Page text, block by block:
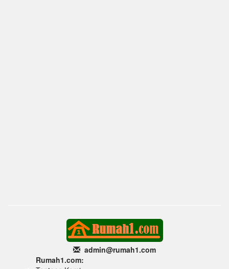
admin@rumah1.com
Rumah1.com: